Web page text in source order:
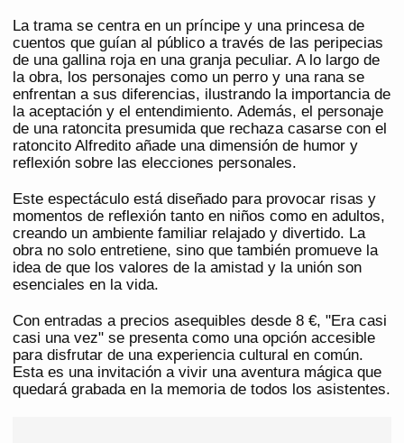
La trama se centra en un príncipe y una princesa de
cuentos que guían al público a través de las peripecias
de una gallina roja en una granja peculiar. A lo largo de
la obra, los personajes como un perro y una rana se
enfrentan a sus diferencias, ilustrando la importancia de
la aceptación y el entendimiento. Además, el personaje
de una ratoncita presumida que rechaza casarse con el
ratoncito Alfredito añade una dimensión de humor y
reflexión sobre las elecciones personales.
Este espectáculo está diseñado para provocar risas y
momentos de reflexión tanto en niños como en adultos,
creando un ambiente familiar relajado y divertido. La
obra no solo entretiene, sino que también promueve la
idea de que los valores de la amistad y la unión son
esenciales en la vida.
Con entradas a precios asequibles desde 8 €, "Era casi
casi una vez" se presenta como una opción accesible
para disfrutar de una experiencia cultural en común.
Esta es una invitación a vivir una aventura mágica que
quedará grabada en la memoria de todos los asistentes.